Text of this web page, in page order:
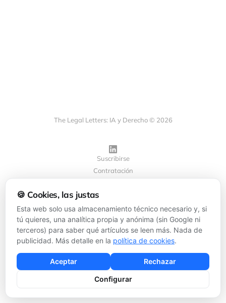
The Legal Letters: IA y Derecho © 2026
Suscribirse
Contratación
Configurar cookies
Powered byGhost
🍪 Cookies, las justas
Esta web solo usa almacenamiento técnico necesario y, si
tú quieres, una analítica propia y anónima (sin Google ni
terceros) para saber qué artículos se leen más. Nada de
publicidad. Más detalle en la política de cookies.
Aceptar Rechazar
Configurar